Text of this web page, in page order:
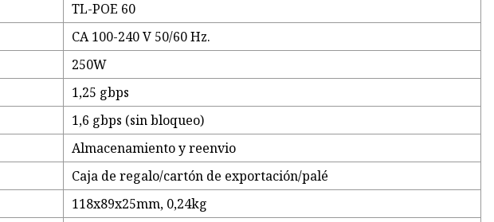
TL-POE 60
CA 100-240 V 50/60 Hz.
250W
1,25 gbps
1,6 gbps (sin bloqueo)
Almacenamiento y reenvio
Caja de regalo/cartón de exportación/palé
118x89x25mm, 0,24kg